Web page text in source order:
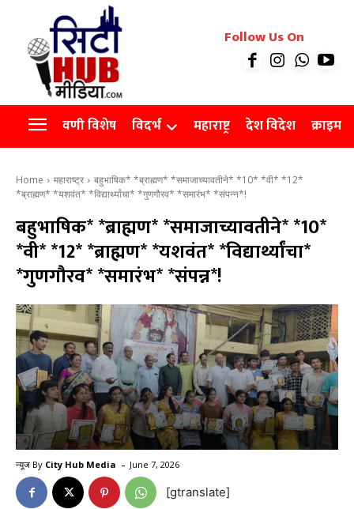
रियल इस्टेट
Videos
Agro
Follow Us On
वणी विशेष विदर्भ महाराष्ट्र देश विदेश क्राइम
Home महाराष्ट्र
बहुभाषिक* *ब्राह्मण* *समाजाच्यावतीने* *10* *वी* *12*
*ब्राह्मण* *यशवंत* *विद्यार्थ्यांचा* *गुणगौरव* *समारंभ* *संपन्न*!
बहुभाषिक* *ब्राह्मण* *समाजाच्यावतीने* *10*
*वी* *12* *ब्राह्मण* *यशवंत* *विद्यार्थ्यांचा*
*गुणगौरव* *समारंभ* *संपन्न*!
न्यूज By City Hub Media - June 7, 2026
[gtranslate]